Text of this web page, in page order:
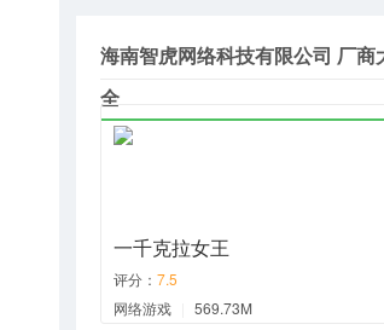
海南智虎网络科技有限公司 厂商
全
一千克拉女王
评分： 7.5
网络游戏
569.73M